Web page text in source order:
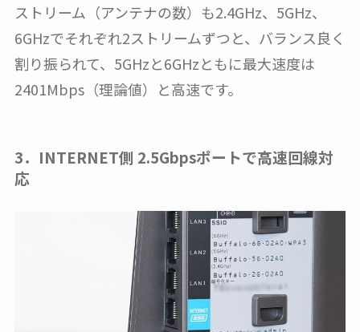
ストリーム（アンテナの数）も2.4GHz、5GHz、
6GHzでそれぞれ2ストリームずつと、バランス良く
割り振られて、5GHzと6GHzともに最大速度は
2401Mbps（理論値）と高速です。
3．INTERNET側 2.5Gbpsポートで高速回線対
応